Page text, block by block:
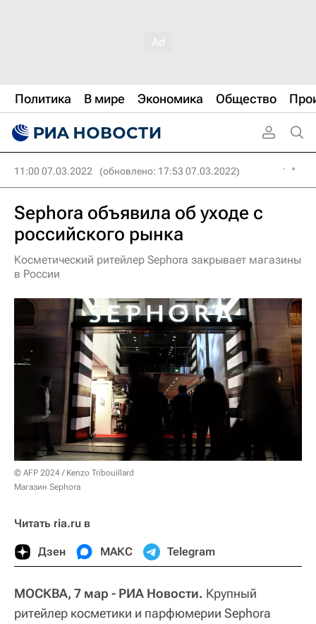
Политика В мире Экономика Общество
11:00 07.03.2022 (обновлено: 17:53 07.03.2022)
Sephora объявила об уходе с
российского рынка
Косметический ритейлер Sephora закрывает магазины
в России
© AFP 2024 / Kenzo Tribouillard
Магазин Sephora
Читать ria.ru в
Дзен МАКС Telegram
МОСКВА, 7 мар - РИА Новости. Крупный
ритейлер косметики и парфюмерии Sephora